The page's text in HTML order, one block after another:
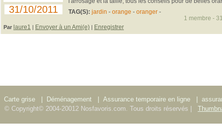
31/10/2011
TAG(S): jardin - orange - oranger-
Par laure1 | Envoyer à un Ami(e) | Enregistrer
1 membre -
Carte grise Déménagement Assurance temporaire en ligne
© Copyright© 2004-20012 Nosfavoris.com. Tous droits réservés |